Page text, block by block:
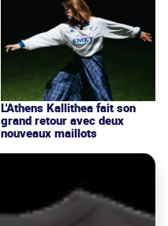
L'Athens Kallithea fait son
grand retour avec deux
nouveaux maillots